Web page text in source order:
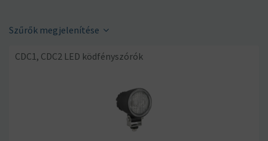
Szűrők megjelenítése
CDC1, CDC2 LED ködfényszórók